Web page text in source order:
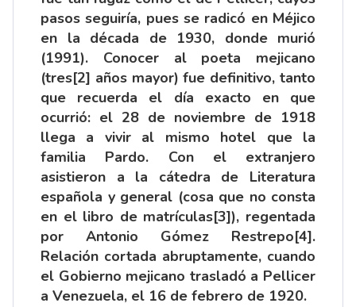
pasos seguiría, pues se radicó en Méjico
en la década de 1930, donde murió
(1991). Conocer al poeta mejicano
(tres[2] años mayor) fue definitivo, tanto
que recuerda el día exacto en que
ocurrió: el 28 de noviembre de 1918
llega a vivir al mismo hotel que la
familia Pardo. Con el extranjero
asistieron a la cátedra de Literatura
española y general (cosa que no consta
en el libro de matrículas[3]), regentada
por Antonio Gómez Restrepo[4].
Relación cortada abruptamente, cuando
el Gobierno mejicano trasladó a Pellicer
a Venezuela, el 16 de febrero de 1920.